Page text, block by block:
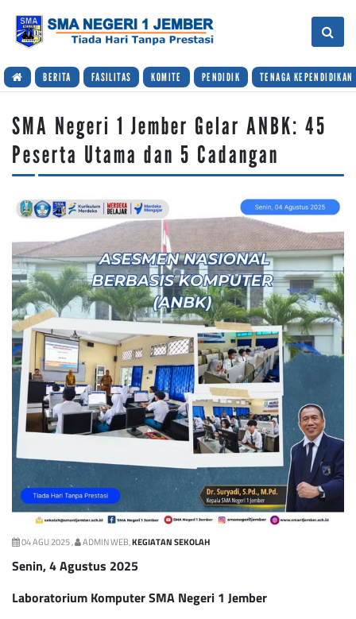
BERITA FASILITAS KOMITE PENDIDIK TENAGA KEPENDIDIKAN
SMA Negeri 1 Jember Gelar ANBK: 45
Peserta Utama dan 5 Cadangan
04 AGU 2025 , ADMIN WEB,KEGIATAN SEKOLAH
Senin, 4 Agustus 2025
Laboratorium Komputer SMA Negeri 1 Jember